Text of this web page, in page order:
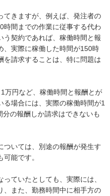
てきますが、例えば、発注者の
間までの作業に従事する代わ
う契約であれば、稼働時間と報
、実際に稼働した時間が150時
を請求することは、特に問題は
万円など、稼働時間と報酬とが
場合には、実際の稼働時間が1
の報酬しか請求はできないも
ついては、別途の報酬が発生す
能です。
ていたとしても、実際には、
、また、勤務時間中に相手方の